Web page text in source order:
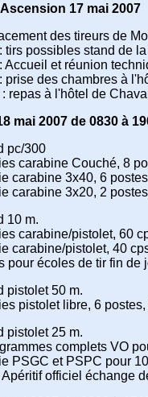
17 mai 2007
des tireurs de
tirs possibles stand de
Accueil et réunion
prise des chambres à
: repas à l'hôtel de
mai 2007 de 0830 à
pc/300
carabine Couché, 8
carabine 3x40, 6
carabine 3x20, 2
10 m.
carabine/pistolet, 60
carabine/pistolet, 40
pour écoles de tir fin de
pistolet 50 m.
pistolet libre, 6
pistolet 25 m.
complets VO
PSGC et PSPC pour
Apéritif officiel échange